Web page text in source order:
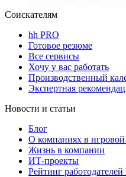
Соискателям
hh PRO
Готовое резюме
Все сервисы
Хочу у вас работать
Производственный
Экспертная
Новости и статьи
Блог
О компаниях в
Жизнь в компании
ИТ-проекты
Рейтинг работодателей